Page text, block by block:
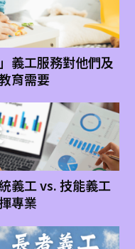
義工服務對他們及
育需要
義工 vs. 技能義工
專業